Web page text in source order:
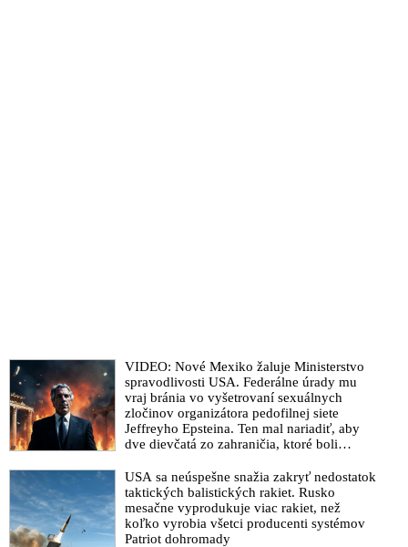
VIDEO: Nové Mexiko žaluje Ministerstvo
spravodlivosti USA. Federálne úrady mu
vraj bránia vo vyšetrovaní sexuálnych
zločinov organizátora pedofilnej siete
Jeffreyho Epsteina. Ten mal nariadiť, aby
dve dievčatá zo zahraničia, ktoré boli
pochovali v blízkosti jeho ranča v tomto
americkom štáte
USA sa neúspešne snažia zakryť nedostatok
taktických balistických rakiet. Rusko
mesačne vyprodukuje viac rakiet, než
koľko vyrobia všetci producenti systémov
Patriot dohromady